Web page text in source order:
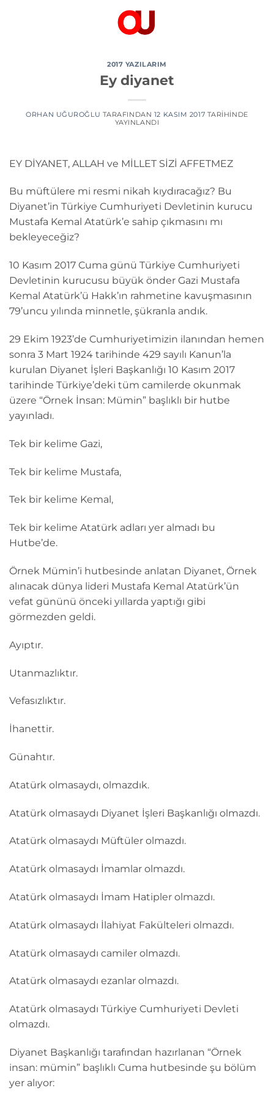
2017 YAZILARIM
Ey diyanet
ORHAN UĞUROĞLU TARAFINDAN 12 KASIM 2017 TARIHINDE
YAYINLANDI
EY DİYANET, ALLAH ve MİLLET SİZİ AFFETMEZ
Bu müftülere mi resmi nikah kıydıracağız? Bu
Diyanet’in Türkiye Cumhuriyeti Devletinin kurucu
Mustafa Kemal Atatürk’e sahip çıkmasını mı
bekleyeceğiz?
10 Kasım 2017 Cuma günü Türkiye Cumhuriyeti
Devletinin kurucusu büyük önder Gazi Mustafa
Kemal Atatürk’ü Hakk’ın rahmetine kavuşmasının
79’uncu yılında minnetle, şükranla andık.
29 Ekim 1923’de Cumhuriyetimizin ilanından hemen
sonra 3 Mart 1924 tarihinde 429 sayılı Kanun’la
kurulan Diyanet İşleri Başkanlığı 10 Kasım 2017
tarihinde Türkiye’deki tüm camilerde okunmak
üzere “Örnek İnsan: Mümin” başlıklı bir hutbe
yayınladı.
Tek bir kelime Gazi,
Tek bir kelime Mustafa,
Tek bir kelime Kemal,
Tek bir kelime Atatürk adları yer almadı bu
Hutbe’de.
Örnek Mümin’i hutbesinde anlatan Diyanet, Örnek
alınacak dünya lideri Mustafa Kemal Atatürk’ün
vefat gününü önceki yıllarda yaptığı gibi
görmezden geldi.
Ayıptır.
Utanmazlıktır.
Vefasızlıktır.
İhanettir.
Günahtır.
Atatürk olmasaydı, olmazdık.
Atatürk olmasaydı Diyanet İşleri Başkanlığı olmazdı.
Atatürk olmasaydı Müftüler olmazdı.
Atatürk olmasaydı İmamlar olmazdı.
Atatürk olmasaydı İmam Hatipler olmazdı.
Atatürk olmasaydı İlahiyat Fakülteleri olmazdı.
Atatürk olmasaydı camiler olmazdı.
Atatürk olmasaydı ezanlar olmazdı.
Atatürk olmasaydı Türkiye Cumhuriyeti Devleti
olmazdı.
Diyanet Başkanlığı tarafından hazırlanan “Örnek
insan: mümin” başlıklı Cuma hutbesinde şu bölüm
yer alıyor: